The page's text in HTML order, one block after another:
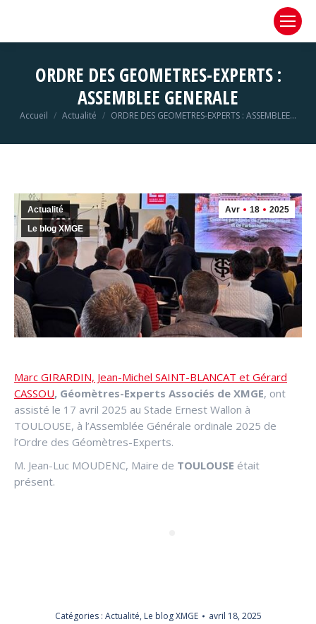
ORDRE DES GEOMETRES-EXPERTS :
ASSEMBLEE GENERALE
Vous êtes ici :
Accueil Actualité ORDRE DES GEOMETRES-EXPERTS : ASSEMBLEE…
Avr 18 2025
Actualité
Le blog XMGE
Marc GIRARDIN, Jean-Michel SAINT-BLANCAT et Gérard
CASSOU, Géomètres-Experts Associés de XMGE, ont
assisté le 17 avril 2025 au Stade Ernest Wallon à
TOULOUSE, à l’Assemblée Générale ordinale 2025 de
l’Ordre des Géomètres-Experts.
M. Jean-Luc MOUDENC, Maire de TOULOUSE était
présent.
Catégories : Actualité, Le blog XMGE avril 18, 2025